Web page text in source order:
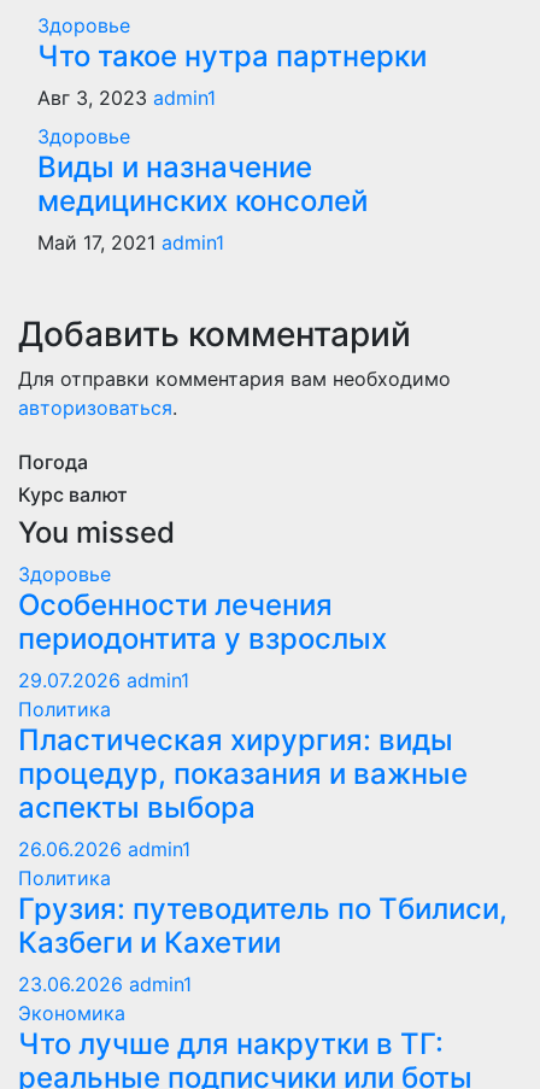
Здоровье
Что такое нутра партнерки
Авг 3, 2023 admin1
Здоровье
Виды и назначение
медицинских консолей
Май 17, 2021 admin1
Добавить комментарий
Для отправки комментария вам необходимо
авторизоваться.
Погода
Курс валют
You missed
Здоровье
Особенности лечения
периодонтита у взрослых
29.07.2026 admin1
Политика
Пластическая хирургия: виды
процедур, показания и важные
аспекты выбора
26.06.2026 admin1
Политика
Грузия: путеводитель по Тбилиси,
Казбеги и Кахетии
23.06.2026 admin1
Экономика
Что лучше для накрутки в ТГ:
реальные подписчики или боты